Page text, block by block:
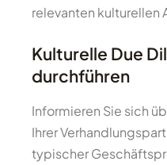
relevanten
Kulturelle Due
durchführen
Informieren Sie sich
Ihrer
typischer